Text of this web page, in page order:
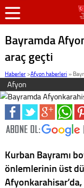
Bayramda
araç geçti
Haberler >Afyon haberleri »
Afyon
Kurban Bayramı
önlemlerinin üst